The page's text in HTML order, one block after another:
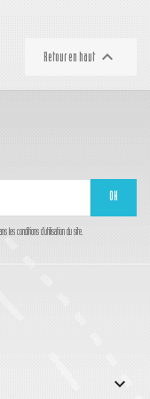
Retour en haut 
les conditions d'utilisation du site.
